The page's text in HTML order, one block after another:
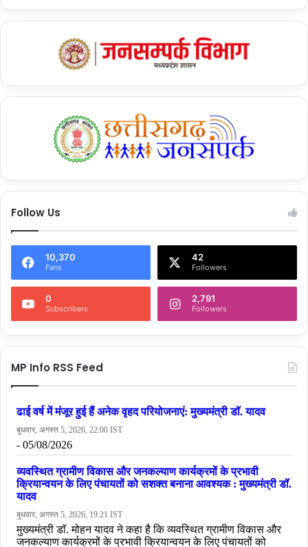
Follow Us
10,370
Fans
42
Followers
0
Subscribers
2,791
Followers
MP Info RSS Feed